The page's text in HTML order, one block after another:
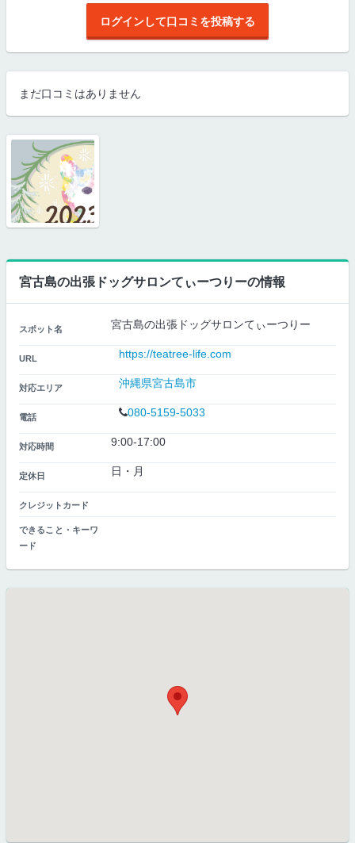
ログインして口コミを投稿する
まだ口コミはありません
宮古島の出張ドッグサロンてぃーつりーの情報
スポット名 宮古島の出張ドッグサロンてぃーつりー
URL https://teatree-life.com
対応エリア 沖縄県宮古島市
電話 080-5159-5033
対応時間 9:00-17:00
定休日 日・月
クレジットカード
できること・キーワ
ード